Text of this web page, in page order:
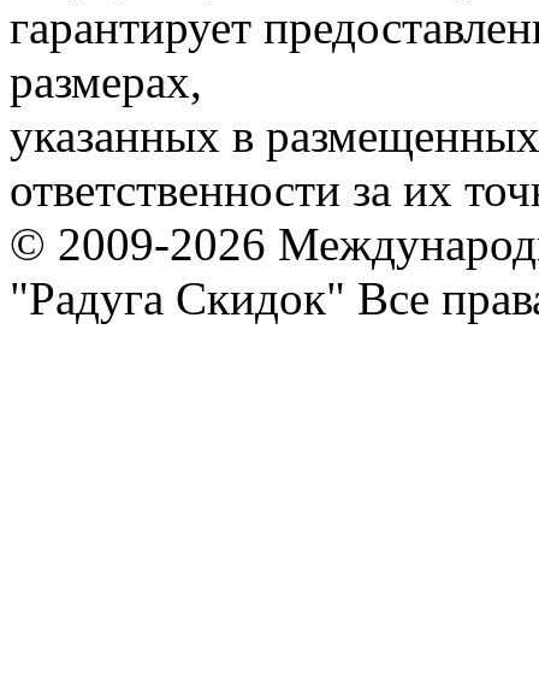
гарантирует
размерах,
указанных в
ответственности за их
© 2009-2026
"Радуга Скидок" Все